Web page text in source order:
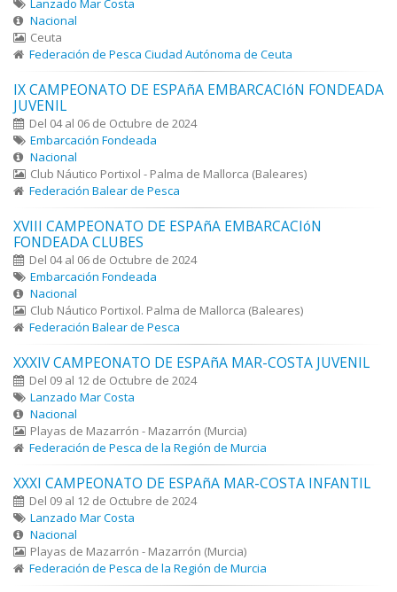
Nacional
Ceuta
Federación de Pesca Ciudad Autónoma de Ceuta
IX CAMPEONATO DE ESPAñA EMBARCACIóN FONDEADA
JUVENIL
Del 04 al 06 de Octubre de 2024
Embarcación Fondeada
Nacional
Club Náutico Portixol - Palma de Mallorca (Baleares)
Federación Balear de Pesca
XVIII CAMPEONATO DE ESPAñA EMBARCACIóN
FONDEADA CLUBES
Del 04 al 06 de Octubre de 2024
Embarcación Fondeada
Nacional
Club Náutico Portixol. Palma de Mallorca (Baleares)
Federación Balear de Pesca
XXXIV CAMPEONATO DE ESPAñA MAR-COSTA JUVENIL
Del 09 al 12 de Octubre de 2024
Lanzado Mar Costa
Nacional
Playas de Mazarrón - Mazarrón (Murcia)
Federación de Pesca de la Región de Murcia
XXXI CAMPEONATO DE ESPAñA MAR-COSTA INFANTIL
Del 09 al 12 de Octubre de 2024
Lanzado Mar Costa
Nacional
Playas de Mazarrón - Mazarrón (Murcia)
Federación de Pesca de la Región de Murcia